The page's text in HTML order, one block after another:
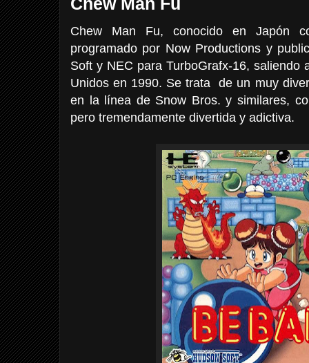
Chew Man Fu, conocido en Japón
programado por Now Productions y
Soft y NEC para TurboGrafx-16, saliendo
Unidos en 1990. Se trata de un muy
en la línea de Snow Bros. y similares,
pero tremendamente divertida y adictiva.